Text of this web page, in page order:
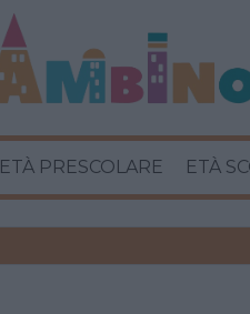
ETÀ PRESCOLARE ETÀ